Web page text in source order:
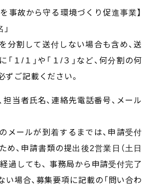
を事故から守る環境づくり促進事業】
分割して送付しない場合も含め、送
１/１」や「１/３」など、何分割の何
ずご記載ください。
担当者氏名、連絡先電話番号、メール
メールが到着するまでは、申請受付
め、申請書類の提出後2営業日（土日
過しても、 事務局から申請受付完了
い場合、募集要項に記載の「問い合わ